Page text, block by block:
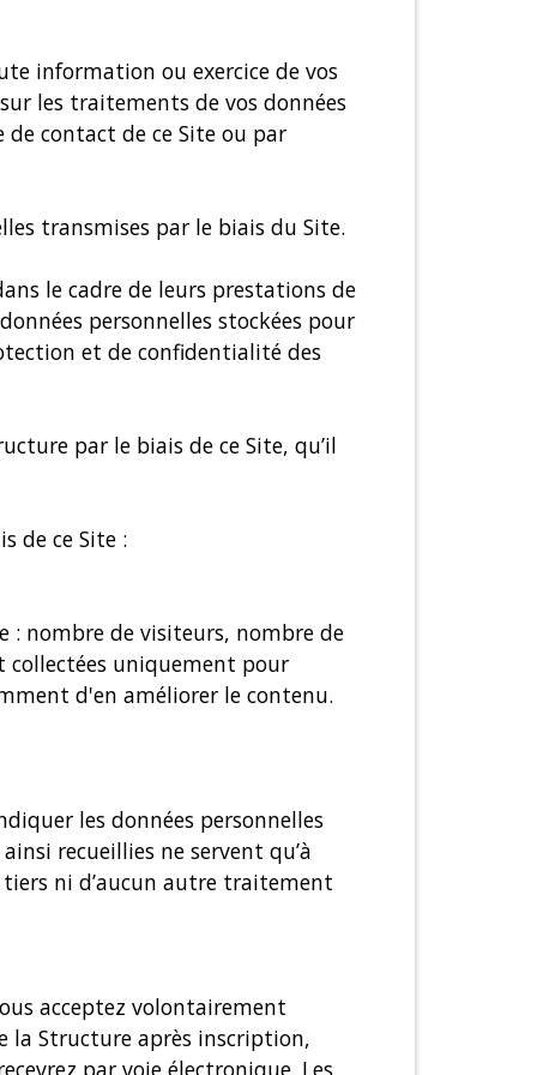
information ou exercice de vos
les traitements de vos données
contact de ce Site ou par
transmises par le biais du Site.
le cadre de leurs prestations de
personnelles stockées pour
et de confidentialité des
par le biais de ce Site, qu’il
de ce Site :
: nombre de visiteurs, nombre de
collectées uniquement pour
d'en améliorer le contenu.
les données personnelles
recueillies ne servent qu’à
tiers ni d’aucun autre traitement
acceptez volontairement
la Structure après inscription,
par voie électronique. Les